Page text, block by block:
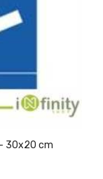
30x20 cm